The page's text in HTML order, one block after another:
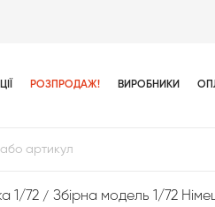
РОЗПРОДАЖ! ВИРОБНИКИ
1/72 Збірна модель 1/72